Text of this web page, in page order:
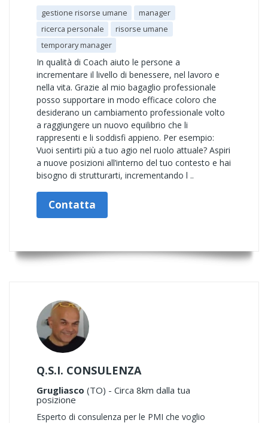
gestione risorse umane
manager
ricerca personale
risorse umane
temporary manager
In qualità di Coach aiuto le persone a
incrementare il livello di benessere, nel lavoro e
nella vita. Grazie al mio bagaglio professionale
posso supportare in modo efficace coloro che
desiderano un cambiamento professionale volto
a raggiungere un nuovo equilibrio che li
rappresenti e li soddisfi appieno. Per esempio:
Vuoi sentirti più a tuo agio nel ruolo attuale? Aspiri
a nuove posizioni all’interno del tuo contesto e hai
bisogno di strutturarti, incrementando l ..
Contatta
Q.S.I. CONSULENZA
Grugliasco (TO) - Circa 8km dalla tua
posizione
Esperto di consulenza per le PMI che voglio